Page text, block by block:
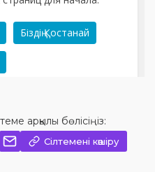
арқылы бөлісіңіз:
Сілтемені көшіру